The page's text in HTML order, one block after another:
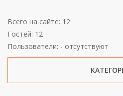
Всего на сайте: 12
Гостей: 12
Пользователи: - отсутствуют